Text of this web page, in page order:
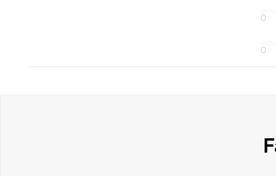
0
0